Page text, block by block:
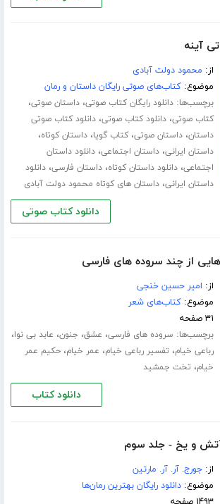
آینه
از: محمود دولت آبادی
موضوع:کتاب‌های صوتی رایگان داستان و رمان
برچسب‌ها:دانلود رایگان کتاب صوتی،داستان صوتی،
کتاب صوتی،دانلود کتاب صوتی،دانلود کتاب صوتی
داستان،داستان صوتی،کتاب گویا،داستان کوتاه،
داستان ایرانی،داستان اجتماعی،دانلود داستان
اجتماعی،دانلود داستان کوتاه،داستان فارسی،دانلود
داستان ایرانی،داستان های کوتاه محمود دولت آبادی
دانلود کتاب صوتی
از چند سروده های فارسی
از: امیر حسین خنجی
موضوع:کتاب‌های شعر
۳۱ صفحه
برچسب‌ها: سروده های فارسی، عشق، جنون، عابد بی نوا،
رباعی خیام، تفسیر رباعی خیام، عمر خیام،حکیم عمر
خیام، تخت جمشید
دانلود کتاب
آتش و یخ - جلد سوم
از:جورج. آر. آر. مارتین
موضوع:دانلود رایگان بهترین رمان‌ها